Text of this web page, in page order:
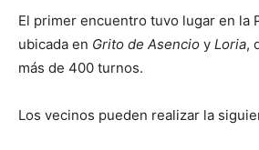
El primer encuentro tuvo lugar en la
ubicada en Grito de Asencio y Loria,
más de 400 turnos.
Los vecinos pueden realizar la